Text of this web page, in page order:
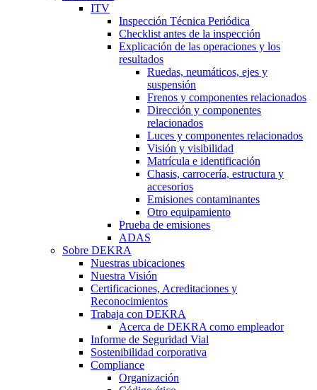
ITV
Inspección Técnica Periódica
Checklist antes de la inspección
Explicación de las operaciones y los
resultados
Ruedas, neumáticos, ejes y
suspensión
Frenos y componentes relacionados
Dirección y componentes
relacionados
Luces y componentes relacionados
Visión y visibilidad
Matrícula e identificación
Chasis, carrocería, estructura y
accesorios
Emisiones contaminantes
Otro equipamiento
Prueba de emisiones
ADAS
Sobre DEKRA
Nuestras ubicaciones
Nuestra Visión
Certificaciones, Acreditaciones y
Reconocimientos
Trabaja con DEKRA
Acerca de DEKRA como empleador
Informe de Seguridad Vial
Sostenibilidad corporativa
Compliance
Organización